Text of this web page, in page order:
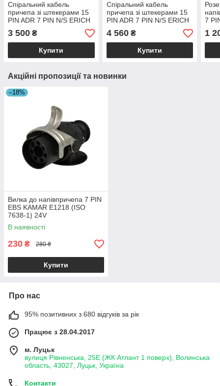
Спіральний кабель
причепа зі штекерами 15
PIN ADR 7 PIN N/S ERICH
JAEGER (ISO 1185 ISO
3731 ISO 12098) Ø40
3 500 ₴
Купити
Спіральний кабель
причепа зі штекерами 15
PIN ADR 7 PIN N/S ERICH
JAEGER (ISO 1185 ISO
3731 ISO 12098) Ø50
4 560₴
Купити
7
1
Акційні пропозиції та новинки
–18%
Вилка до напівпричепа 7 PIN
EBS KAMAR E1218 (ISO
7638-1) 24V
В наявності
230 ₴ 280 ₴
Купити
Про нас
95% позитивних з 680 відгуків за рік
Працює з 28.04.2017
м. Луцьк
вулиця Рівненська, 25Е (ЖК Атлант 1 поверх), Волинська
область, 43027, Луцьк, Україна
Контакти